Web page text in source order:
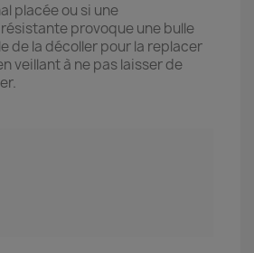
placée ou si une
provoque une bulle
de la décoller pour la replacer
veillant à ne pas laisser de